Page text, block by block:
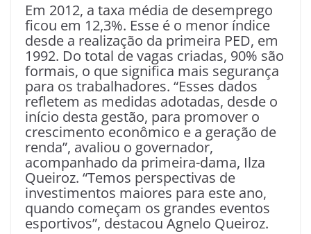
Em 2012, a taxa média de desemprego
ficou em 12,3%. Esse é o menor índice
desde a realização da primeira PED, em
1992. Do total de vagas criadas, 90% são
formais, o que significa mais segurança
para os trabalhadores. “Esses dados
refletem as medidas adotadas, desde o
início desta gestão, para promover o
crescimento econômico e a geração de
renda”, avaliou o governador,
acompanhado da primeira-dama, Ilza
Queiroz. “Temos perspectivas de
investimentos maiores para este ano,
quando começam os grandes eventos
esportivos”, destacou Agnelo Queiroz.